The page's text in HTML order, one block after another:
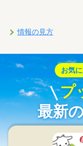
情報の見方
お気
プ
最新